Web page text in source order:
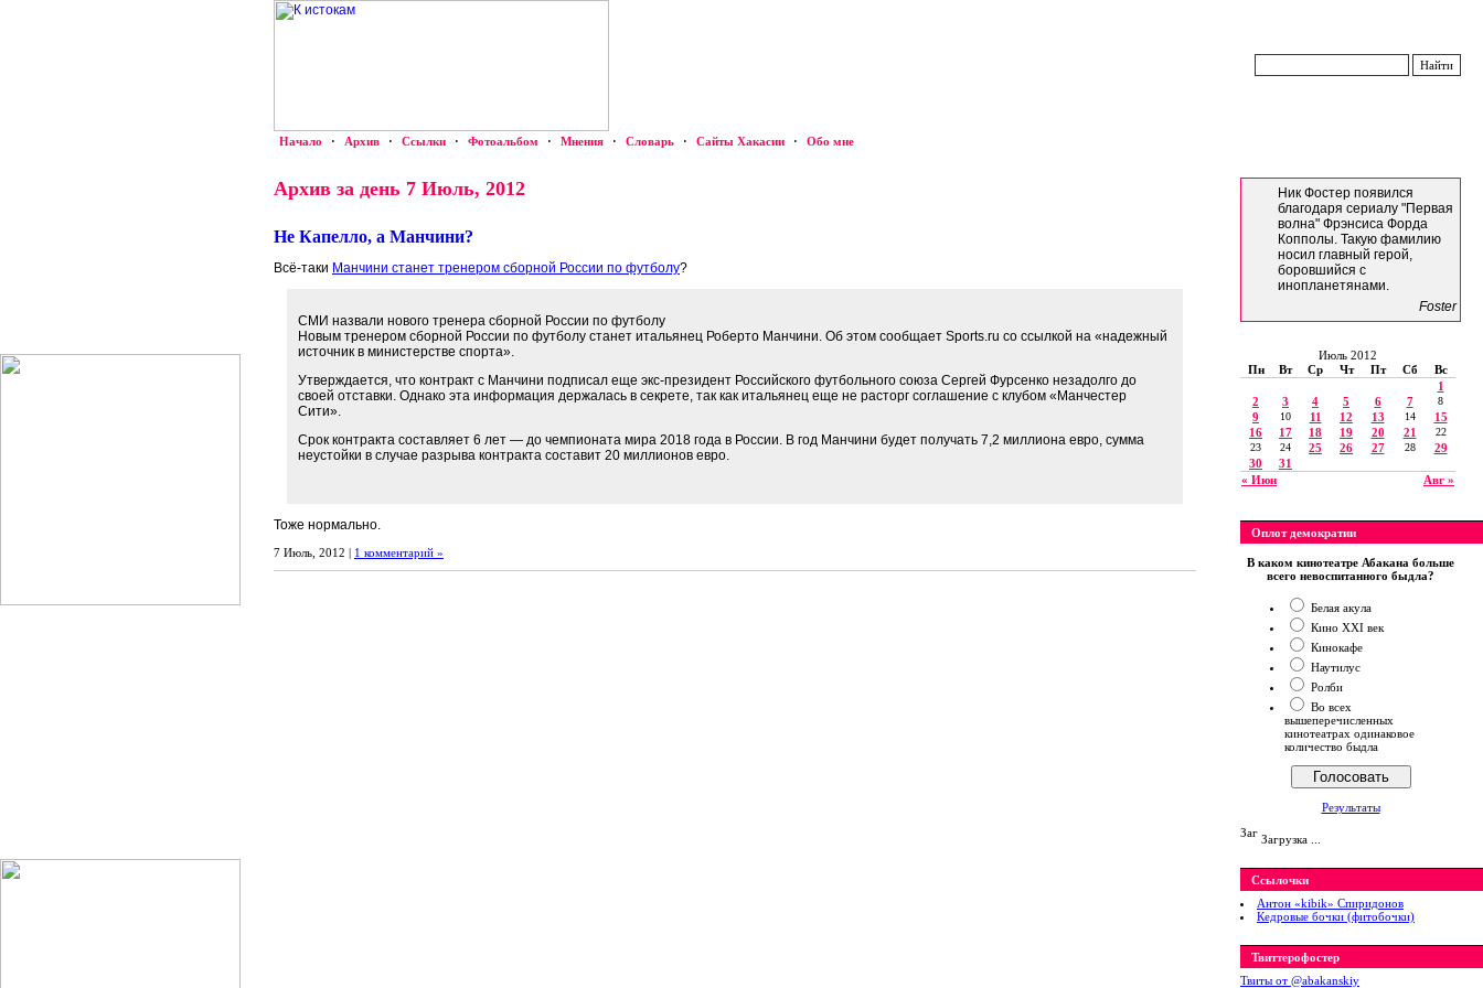
Начало · Архив · Ссылки · Фотоальбом · Мнения · Словарь · Сайты Хакасии · Обо мне
Архив за день 7 Июль, 2012
Не Капелло, а Манчини?
Всё-таки Манчини станет тренером сборной России по футболу?
СМИ назвали нового тренера сборной России по футболу
Новым тренером сборной России по футболу станет итальянец Роберто Манчини. Об этом сообщает Sports.ru со ссылкой на «надежный
источник в министерстве спорта».
Утверждается, что контракт с Манчини подписал еще экс-президент Российского футбольного союза Сергей Фурсенко незадолго до
своей отставки. Однако эта информация держалась в секрете, так как итальянец еще не расторг соглашение с клубом «Манчестер
Сити».
Срок контракта составляет 6 лет — до чемпионата мира 2018 года в России. В год Манчини будет получать 7,2 миллиона евро, сумма
неустойки в случае разрыва контракта составит 20 миллионов евро.
Тоже нормально.
7 Июль, 2012 | 1 комментарий »
Ник Фостер появился
благодаря сериалу "Первая
волна" Фрэнсиса Форда
Копполы. Такую фамилию
носил главный герой,
боровшийся с
инопланетянами.
Foster
Июль 2012
Пн
Вт Ср Чт Пт Сб Вс
« Июн Авг »
1
2
3 4 5 6 7 8
9 10 11 12 13 14
15
16
17 18 19 20 21
22
23
24 25 26 27 28
29
30
31
Оплот демократии
В каком кинотеатре Абакана больше
всего невоспитанного быдла?
Белая акула
Кино XXI век
Кинокафе
Наутилус
Ролби
Во всех
вышеперечисленных
кинотеатрах одинаковое
количество быдла
Результаты
Загрузка ...
Ссылочки
Антон «kibik» Спиридонов
Кедровые бочки (фитобочки)
Твиттерофостер
Твиты от ‎@abakanskiy